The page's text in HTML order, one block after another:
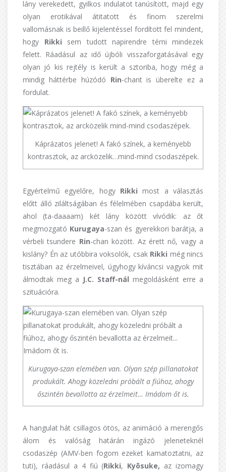
lány verekedett, gyilkos indulatot tanúsított, majd egy
olyan erotikával átitatott és finom szerelmi
vallomásnak is beillő kijelentéssel fordított fel mindent,
hogy Rikki sem tudott napirendre térni mindezek
felett. Ráadásul az idő újbóli visszaforgatásával egy
olyan jó kis rejtély is került a sztoriba, hogy még a
mindig háttérbe húzódó Rin-chant is überelte ez a
fordulat.
Káprázatos jelenet! A fakó színek, a keményebb
kontrasztok, az arcközelik…mind-mind csodaszépek.
Egyértelmű egyelőre, hogy Rikki most a választás
előtt álló ziláltságában és félelmében csapdába került,
ahol (ta-daaaam) két lány között vívódik: az őt
megmozgató Kurugaya-szan és gyerekkori barátja, a
vérbeli tsundere Rin-chan között. Az érett nő, vagy a
kislány? Én az utóbbira voksolók, csak Rikki még nincs
tisztában az érzelmeivel, úgyhogy kíváncsi vagyok mit
álmodtak meg a J.C. Staff-nál megoldásként erre a
szituációra.
Kurugaya-szan elemében van. Olyan szép pillanatokat
produkált. Ahogy közeledni próbált a fiúhoz, ahogy
őszintén bevallotta az érzelmeit… Imádom őt is.
A hangulat hát csillagos ötös, az animáció a merengős
álom és valóság határán ingázó jeleneteknél
csodaszép (AMV-ben fogom ezeket kamatoztatni, az
tuti), ráadásul a 4 fiú (Rikki, Kyōsuke, az izomagy